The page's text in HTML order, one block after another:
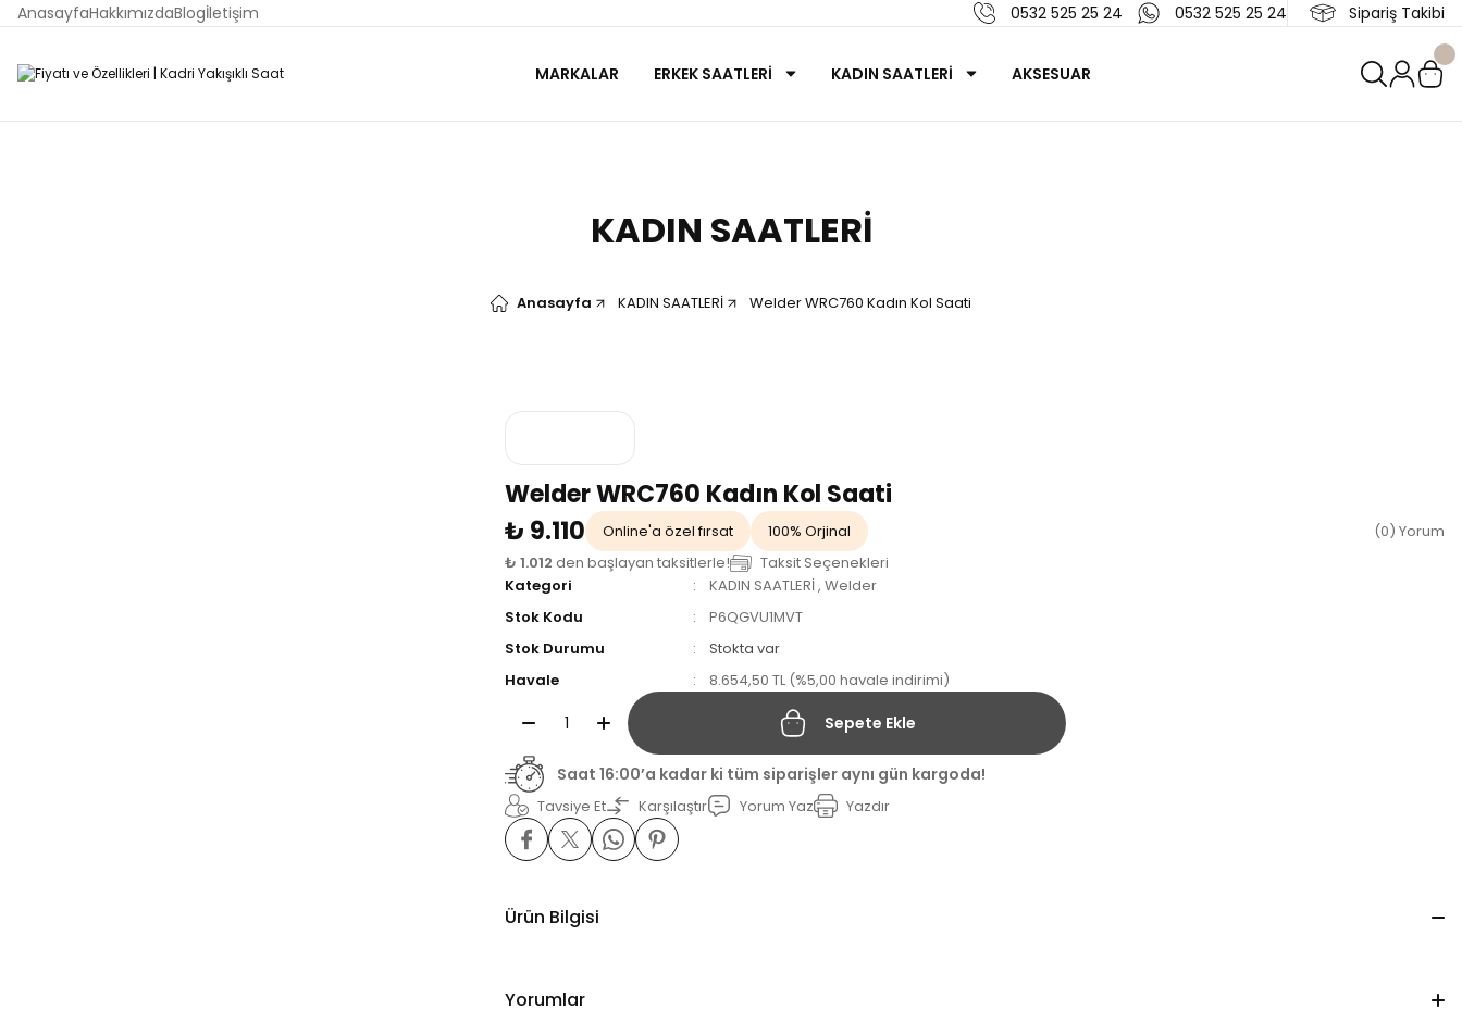
AnasayfaHakkımızdaBlogİletişim 0532 525 25 24 0532 525 25 24 Sipariş Takibi
MARKALAR ERKEK SAATLERİ KADIN SAATLERİ AKSESUAR
KADIN SAATLERİ
Anasayfa KADIN SAATLERİ Welder WRC760 Kadın Kol Saati
Welder WRC760 Kadın Kol Saati
₺ 9.110
Online'a özel fırsat 100% Orjinal
(0) Yorum
₺ 1.012 den başlayan taksitlerle!
Taksit Seçenekleri
Kategori
KADIN SAATLERİ, Welder
Stok Kodu
P6QGVU1MVT
Stok Durumu
Stokta var
Havale
8.654,50 TL (%5,00 havale indirimi)
Sepete Ekle
Saat 16:00’a kadar ki tüm siparişler aynı gün kargoda!
Tavsiye Et Karşılaştır Yorum Yaz Yazdır
Ürün Bilgisi
Yorumlar